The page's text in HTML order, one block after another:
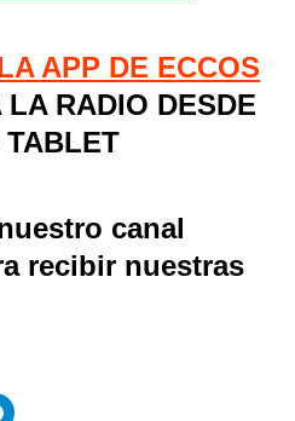
APP DE ECCOS
LA RADIO DESDE
canal
recibir nuestras